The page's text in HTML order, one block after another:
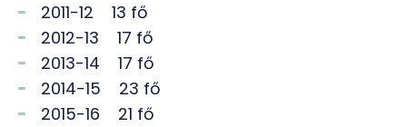
2011-12 13 fő
2012-13 17 fő
2013-14 17 fő
2014-15 23 fő
2015-16 21 fő